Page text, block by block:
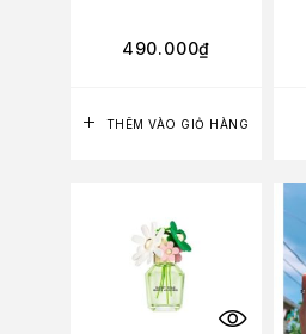
THÊM VÀO GIỎ HÀNG
490.000₫